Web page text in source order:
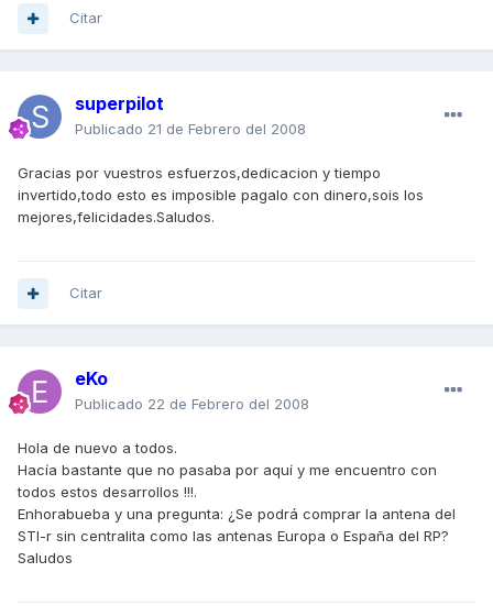
Citar
superpilot
Publicado 21 de Febrero del 2008
Gracias por vuestros esfuerzos,dedicacion y tiempo
invertido,todo esto es imposible pagalo con dinero,sois los
mejores,felicidades.Saludos.
Citar
eKo
Publicado 22 de Febrero del 2008
Hola de nuevo a todos.
Hacía bastante que no pasaba por aquí y me encuentro con
todos estos desarrollos !!!.
Enhorabueba y una pregunta: ¿Se podrá comprar la antena del
STI-r sin centralita como las antenas Europa o España del RP?
Saludos